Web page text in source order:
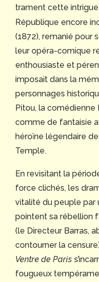
trament cette intrigue
République encore
(1872), remanié pour
leur opéra-comique
enthousiaste et
imposait dans la
personnages
Pitou, la comédienne
comme de fantaisie
héroïne légendaire
Temple.
En revisitant la
force clichés, les
vitalité du peuple par
pointent sa rébellion
(le Directeur Barras,
contourner la
Ventre de Paris
fougueux